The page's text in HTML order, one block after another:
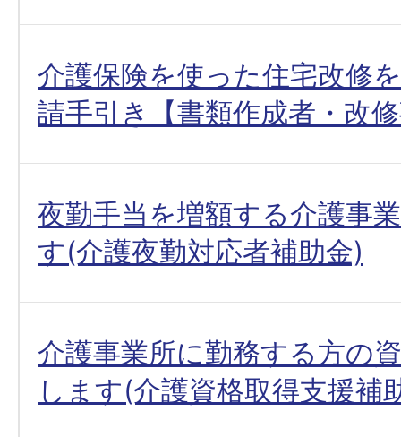
介護保険を使った住宅改修
請手引き【書類作成者・改
夜勤手当を増額する介護事
す(介護夜勤対応者補助金)
介護事業所に勤務する方の
します(介護資格取得支援補